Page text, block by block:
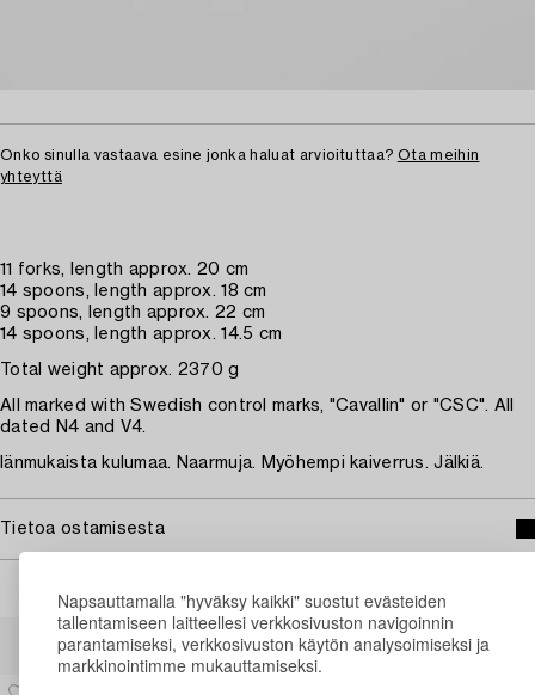
Napsauttamalla "hyväksy kaikki" suostut evästeiden
tallentamiseen laitteellesi verkkosivuston navigoinnin
parantamiseksi, verkkosivuston käytön analysoimiseksi ja
markkinointimme mukauttamiseksi.
Onko sinulla vastaava esine jonka haluat arvioituttaa? Ota meihin
yhteyttä
11 forks, length approx. 20 cm
14 spoons, length approx. 18 cm
9 spoons, length approx. 22 cm
14 spoons, length approx. 14.5 cm
Total weight approx. 2370 g
All marked with Swedish control marks, "Cavallin" or "CSC". All
dated N4 and V4.
Iänmukaista kulumaa. Naarmuja. Myöhempi kaiverrus. Jälkiä.
Tietoa ostamisesta
Muiden katsomia kohteita